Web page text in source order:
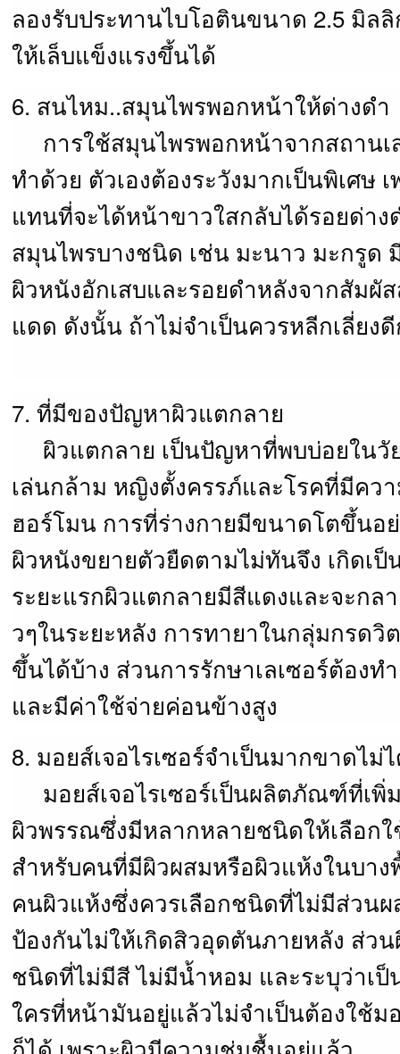
ลองรับประทานไบโอตินขนาด 2.5 มิล
ให้เล็บแข็งแรงขึ้นได้
6. สนไหม..สมุนไพรพอกหน้าให้ด่างดำ
การใช้สมุนไพรพอกหน้าจากสถานเ
ทำด้วย ตัวเองต้องระวังมากเป็นพิเศษ
แทนที่จะได้หน้าขาวใสกลับได้รอยด่าง
สมุนไพรบางชนิด เช่น มะนาว มะกรูด
ผิวหนังอักเสบและรอยดำหลังจากสัมผั
แดด ดังนั้น ถ้าไม่จำเป็นควรหลีกเลี่ยง
7. ที่มีของปัญหาผิวแตกลาย
ผิวแตกลาย เป็นปัญหาที่พบบ่อยในวั
เล่นกล้าม หญิงตั้งครรภ์และโรคที่มีคว
ฮอร์โมน การที่ร่างกายมีขนาดโตขึ้นอ
ผิวหนังขยายตัวยืดตามไม่ทันจึง เกิดเ
ระยะแรกผิวแตกลายมีสีแดงและจะกล
วๆในระยะหลัง การทายาในกลุ่มกรดวิ
ขึ้นได้บ้าง ส่วนการรักษาเลเซอร์ต้องท
และมีค่าใช้จ่ายค่อนข้างสูง
8. มอยส์เจอไรเซอร์จำเป็นมากขาดไม่
มอยส์เจอไรเซอร์เป็นผลิตภัณฑ์ที่เพิ่
ผิวพรรณซึ่งมีหลากหลายชนิดให้เลือก
สำหรับคนที่มีผิวผสมหรือผิวแห้งในบา
คนผิวแห้งซึ่งควรเลือกชนิดที่ไม่มีส่วน
ป้องกันไม่ให้เกิดสิวอุดตันภายหลัง ส่วน
ชนิดที่ไม่มีสี ไม่มีน้ำหอม และระบุว่าเป็
ใครที่หน้ามันอยู่แล้วไม่จำเป็นต้องใช้มอ